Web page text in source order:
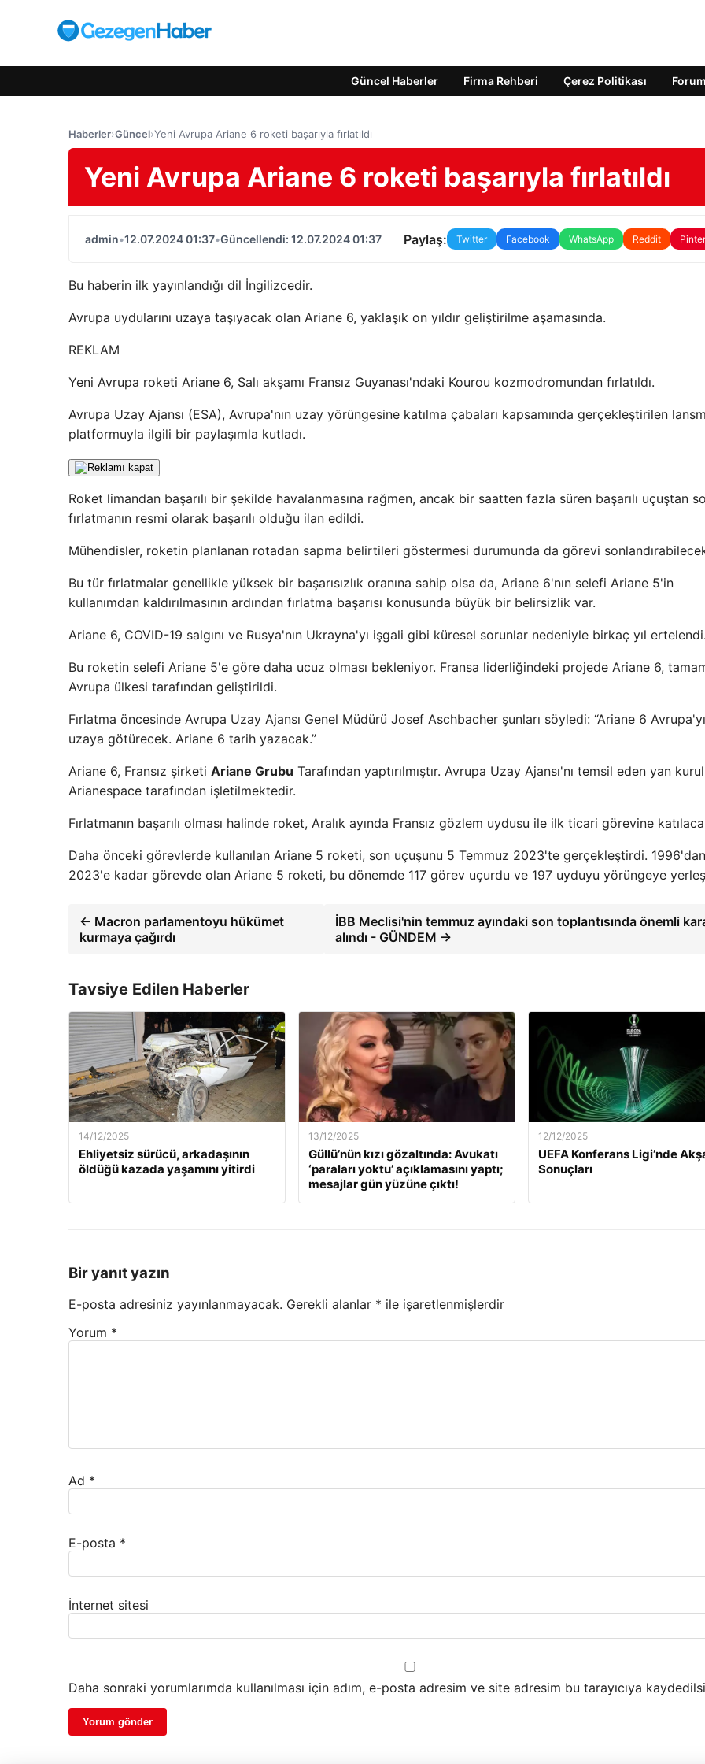
Güncel Haberler Firma Rehberi Çerez Politikası Forum
Haberler›Güncel›Yeni Avrupa Ariane 6 roketi başarıyla fırlatıldı
Yeni Avrupa Ariane 6 roketi başarıyla fırlatıldı
admin•12.07.2024 01:37•Güncellendi: 12.07.2024 01:37 Paylaş: Twitter Facebook WhatsApp Reddit
Bu haberin ilk yayınlandığı dil İngilizcedir.
Avrupa uydularını uzaya taşıyacak olan Ariane 6, yaklaşık on yıldır geliştirilme aşamasında.
REKLAM
Yeni Avrupa roketi Ariane 6, Salı akşamı Fransız Guyanası'ndaki Kourou kozmodromundan fırlatıldı.
Avrupa Uzay Ajansı (ESA), Avrupa'nın uzay yörüngesine katılma çabaları kapsamında gerçekleştirilen
platformuyla ilgili bir paylaşımla kutladı.
Roket limandan başarılı bir şekilde havalanmasına rağmen, ancak bir saatten fazla süren başarılı uçuştan
fırlatmanın resmi olarak başarılı olduğu ilan edildi.
Mühendisler, roketin planlanan rotadan sapma belirtileri göstermesi durumunda da görevi
Bu tür fırlatmalar genellikle yüksek bir başarısızlık oranına sahip olsa da, Ariane 6'nın selefi Ariane 5'in
kullanımdan kaldırılmasının ardından fırlatma başarısı konusunda büyük bir belirsizlik var.
Ariane 6, COVID-19 salgını ve Rusya'nın Ukrayna'yı işgali gibi küresel sorunlar nedeniyle birkaç yıl ertelendi.
Bu roketin selefi Ariane 5'e göre daha ucuz olması bekleniyor. Fransa liderliğindeki projede Ariane 6,
Avrupa ülkesi tarafından geliştirildi.
Fırlatma öncesinde Avrupa Uzay Ajansı Genel Müdürü Josef Aschbacher şunları söyledi: “Ariane 6 Avrupa'yı
uzaya götürecek. Ariane 6 tarih yazacak.”
Ariane 6, Fransız şirketi Ariane Grubu Tarafından yaptırılmıştır. Avrupa Uzay Ajansı'nı temsil eden yan
Arianespace tarafından işletilmektedir.
Fırlatmanın başarılı olması halinde roket, Aralık ayında Fransız gözlem uydusu ile ilk ticari görevine
Daha önceki görevlerde kullanılan Ariane 5 roketi, son uçuşunu 5 Temmuz 2023'te gerçekleştirdi. 1996'dan
2023'e kadar görevde olan Ariane 5 roketi, bu dönemde 117 görev uçurdu ve 197 uyduyu yörüngeye
← Macron parlamentoyu hükümet
kurmaya çağırdı
İBB Meclisi'nin temmuz ayındaki son toplantısında önemli
alındı ​​- GÜNDEM →
Tavsiye Edilen Haberler
14/12/2025
Ehliyetsiz sürücü, arkadaşının
öldüğü kazada yaşamını yitirdi
13/12/2025
Güllü’nün kızı gözaltında: Avukatı
‘paraları yoktu’ açıklamasını yaptı;
mesajlar gün yüzüne çıktı!
12/12/2025
UEFA Konferans Ligi’nde
Sonuçları
Bir yanıt yazın
E-posta adresiniz yayınlanmayacak. Gerekli alanlar * ile işaretlenmişlerdir
Yorum *
Ad *
E-posta *
İnternet sitesi
Daha sonraki yorumlarımda kullanılması için adım, e-posta adresim ve site adresim bu tarayıcıya